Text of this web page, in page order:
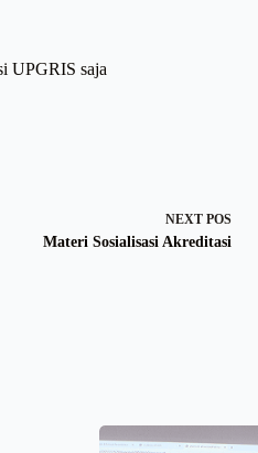
UPGRIS saja
NEXT POS
Materi Sosialisasi Akreditasi